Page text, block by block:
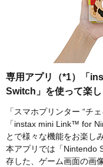
専用アプリ（*1）「
Switch」を使って楽し
「スマホプリンター “チ
「instax mini Link™ for
とで様々な機能をお楽し
本アプリでは「Nintendo
存した、ゲーム画面の画